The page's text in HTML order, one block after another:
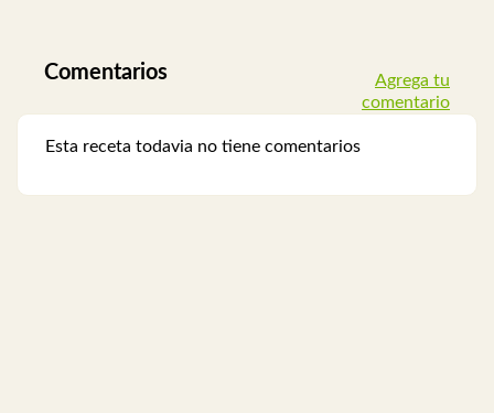
Comentarios
Agrega tu
comentario
Esta receta todavia no tiene comentarios